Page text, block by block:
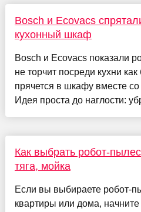
Bosch и Ecovacs
кухонный шкаф
Bosch и Ecovacs показали
не торчит посреди кухни
прячется в шкафу вместе
Идея проста до наглости:
Как выбрать
тяга, мойка
Если вы выбираете
квартиры или дома, начните